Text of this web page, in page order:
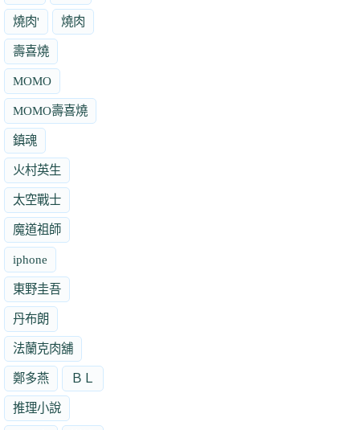
燒肉' 燒肉
壽喜燒
MOMO
MOMO壽喜燒
鎮魂
火村英生
太空戰士
魔道祖師
iphone
東野圭吾
丹布朗
法蘭克肉舖
鄭多燕 ＢＬ
推理小說